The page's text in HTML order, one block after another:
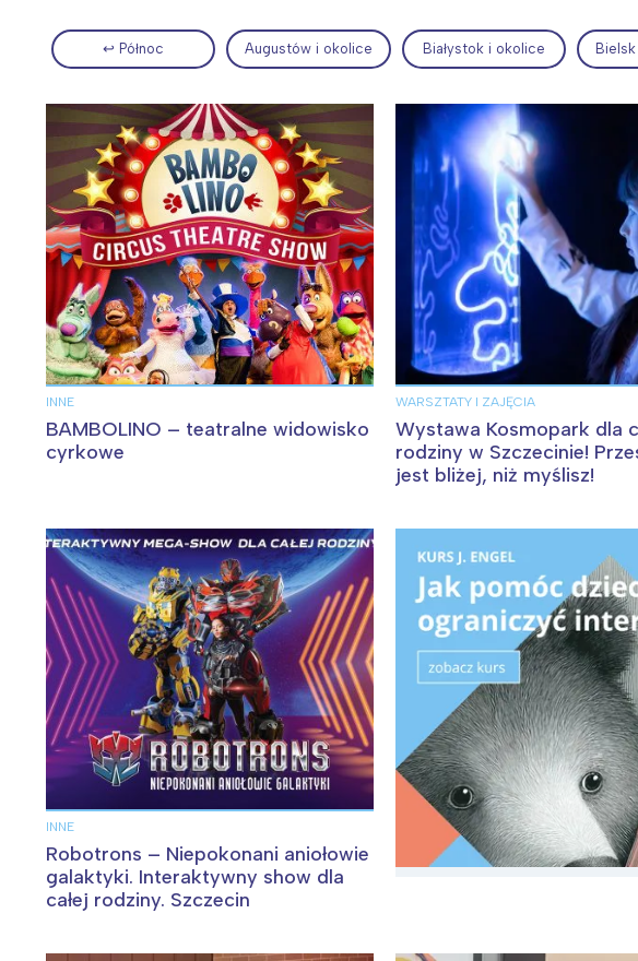
Wiosenny koncert ptaków na płocie Kwitnąca wiśnia i jej płatki
↩ Północ Augustów i okolice Białystok i okolice
INNE
BAMBOLINO – teatralne widowisko
cyrkowe
WARSZTATY I ZAJĘCIA
Wystawa Kosmopark dla
rodziny w Szczecinie!
jest bliżej, niż myślisz!
INNE
Robotrons – Niepokonani aniołowie
galaktyki. Interaktywny show dla
całej rodziny. Szczecin